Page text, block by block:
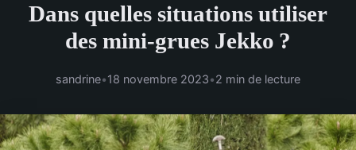
Dans quelles situations utiliser
des mini-grues Jekko ?
sandrine•18 novembre 2023•2 min de lecture